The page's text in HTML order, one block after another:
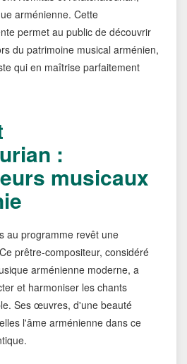
arménienne. Cette
permet au public de découvrir
du patrimoine musical arménien,
qui en maîtrise parfaitement
:
musicaux
au programme revêt une
prêtre-compositeur, considéré
arménienne moderne, a
et harmoniser les chants
Ses œuvres, d'une beauté
l'âme arménienne dans ce